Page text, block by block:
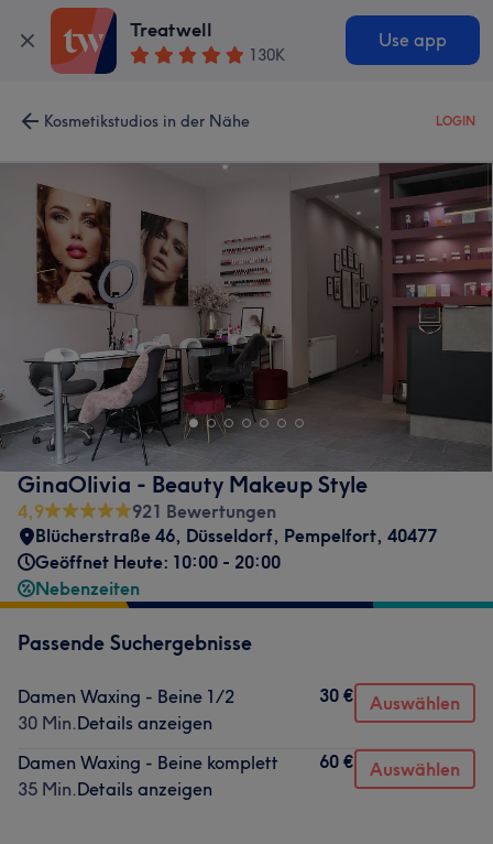
Treatwell
130K
Use app
Kosmetikstudios in der Nähe LOGIN
GinaOlivia - Beauty Makeup Style
4,9
921 Bewertungen
Blücherstraße 46, Düsseldorf, Pempelfort, 40477
Geöffnet Heute: 10:00 - 20:00
Nebenzeiten
Passende Suchergebnisse
Damen Waxing - Beine 1/2
30 Min.Details anzeigen
30 € Auswählen
Damen Waxing - Beine komplett
35 Min.Details anzeigen
60 € Auswählen